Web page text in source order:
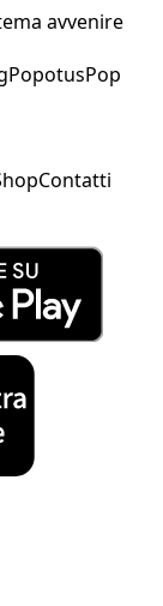
avvenire
PopotusPop
Contatti